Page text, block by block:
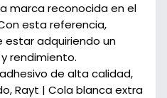
marca reconocida en el
esta referencia,
estar adquiriendo un
rendimiento.
de alta calidad,
Rayt | Cola blanca extra